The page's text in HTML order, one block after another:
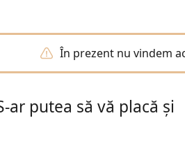
În prezent nu vindem
ar putea să vă placă și